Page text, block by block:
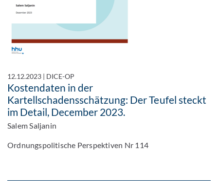
12.12.2023 | DICE-OP
Kostendaten in der
Kartellschadensschätzung: Der Teufel steckt
im Detail, December 2023.
Salem Saljanin
Ordnungspolitische Perspektiven Nr 114